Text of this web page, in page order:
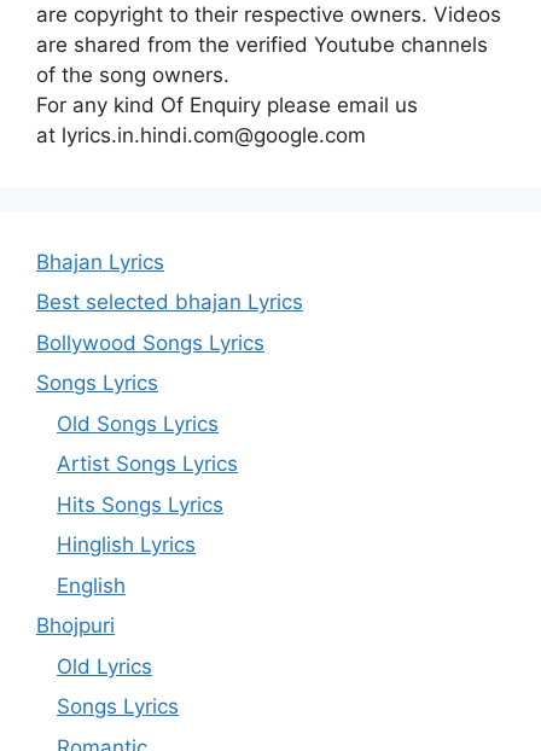
are copyright to their respective owners. Videos
are shared from the verified Youtube channels
of the song owners.
For any kind Of Enquiry please email us
at lyrics.in.hindi.com@google.com
Bhajan Lyrics
Best selected bhajan Lyrics
Bollywood Songs Lyrics
Songs Lyrics
Old Songs Lyrics
Artist Songs Lyrics
Hits Songs Lyrics
Hinglish Lyrics
English
Bhojpuri
Old Lyrics
Songs Lyrics